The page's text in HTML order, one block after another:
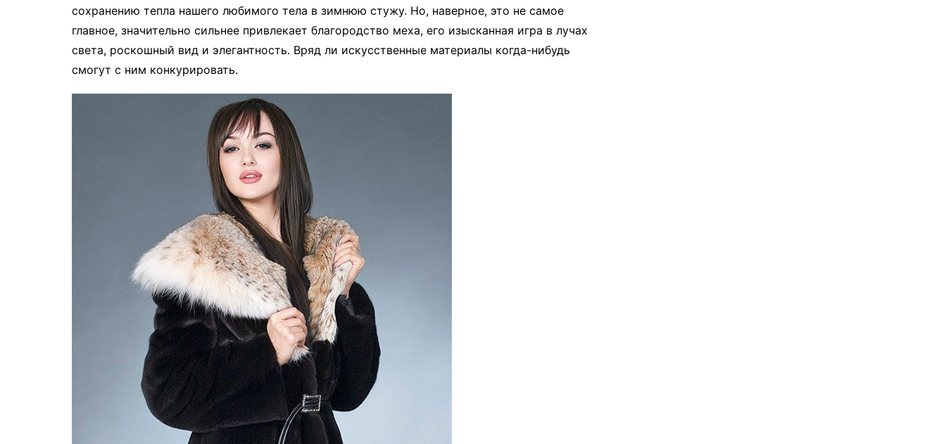
сохранению тепла нашего любимого тела в зимнюю стужу. Но, наверное, это не самое
главное, значительно сильнее привлекает благородство меха, его изысканная игра в лучах
света, роскошный вид и элегантность. Вряд ли искусственные материалы когда-нибудь
смогут с ним конкурировать.